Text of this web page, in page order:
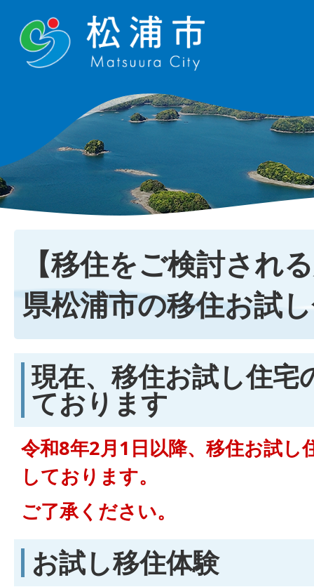
【移住をご検討され
県松浦市の移住お試
現在、移住お試し住宅
ております
令和8年2月1日以降、移住お試し
しております。
ご了承ください。
お試し移住体験